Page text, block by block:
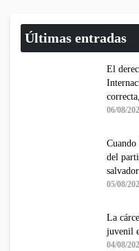
Últimas entradas
El
06/08/
del
05/08/
La
juvenil
04/08/